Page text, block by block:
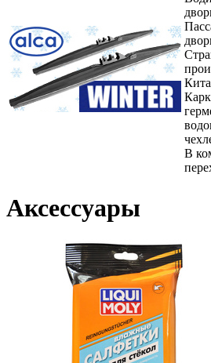
В
Аксессуары